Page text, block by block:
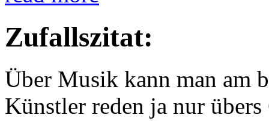
Zufallszitat:
Über Musik kann man am
Künstler reden ja nur übers